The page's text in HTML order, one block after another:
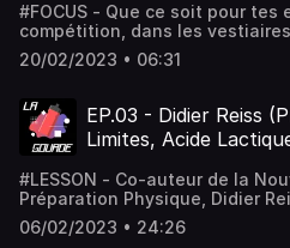
#FOCUS - Que ce soit pour tes
compétition, dans les
quotidiennement pour ton
de cohérence cardiaque guidée
contrôle sur sa fréquence
anxiété ! Dis-moi si ce type
Instagram (@goflash.off) pour
20/02/2023 • 06:31
EP.03 - Didier Reiss
Limites, Acide
#LESSON - Co-auteur de la
Préparation Physique, Didier
vient cette passion de
avis sur la fin des records ?
06/02/2023 • 24:26